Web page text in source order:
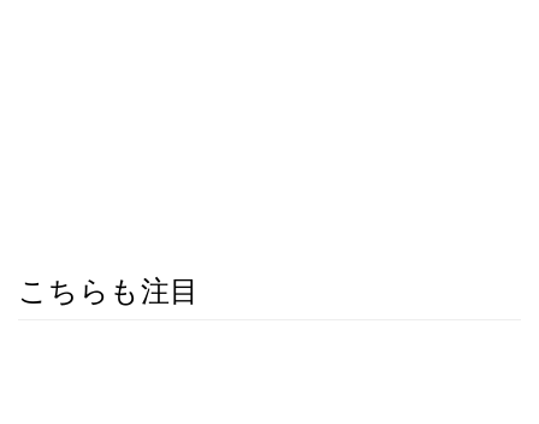
こちらも注目